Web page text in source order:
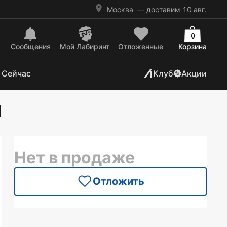
Москва — доставим 10 авг.
Сообщения Mой Лабиринт Отложенные Корзина
0
Клуб Акции
Нет в продаже
Отложить